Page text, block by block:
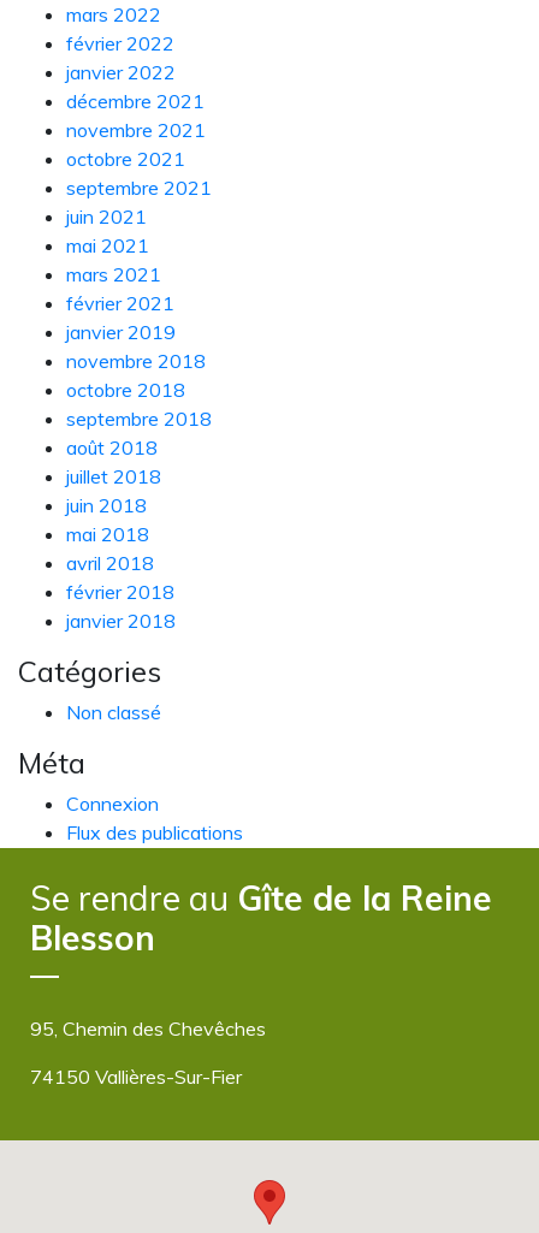
mars 2022
février 2022
janvier 2022
décembre 2021
novembre 2021
octobre 2021
septembre 2021
juin 2021
mai 2021
mars 2021
février 2021
janvier 2019
novembre 2018
octobre 2018
septembre 2018
août 2018
juillet 2018
juin 2018
mai 2018
avril 2018
février 2018
janvier 2018
Catégories
Non classé
Méta
Connexion
Flux des publications
Site de WordPress-FR
Se rendre au Gîte de la Reine
Blesson
95, Chemin des Chevêches
74150 Vallières-Sur-Fier